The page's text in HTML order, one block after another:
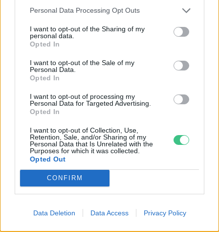
Personal Data Processing Opt Outs
I want to opt-out of the Sharing of my
personal data.
Opted In
I want to opt-out of the Sale of my
Personal Data.
Opted In
I want to opt-out of processing my
Personal Data for Targeted Advertising.
Opted In
I want to opt-out of Collection, Use,
Retention, Sale, and/or Sharing of my
Personal Data that Is Unrelated with the
Purposes for which it was collected.
Opted Out
CONFIRM
Data Deletion Data Access Privacy Policy
Meddig élnek az akváriumi halak?
Greendex Szemle
A vérkeszegek
Bódi Ábel
Hová lesznek télen a halaink?
Bódi Ábel